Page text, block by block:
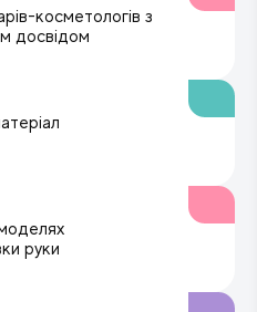
косметологів з
досвідом
руки